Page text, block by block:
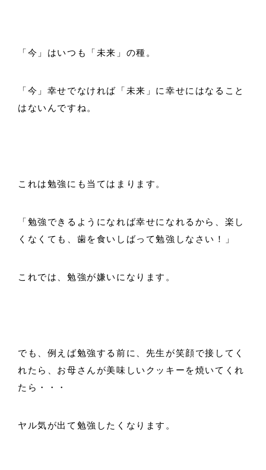
「今」はいつも「未来」の種。
「今」幸せでなければ「未来」に幸せにはなること
はないんですね。
これは勉強にも当てはまります。
「勉強できるようになれば幸せになれるから、楽し
くなくても、歯を食いしばって勉強しなさい！」
これでは、勉強が嫌いになります。
でも、例えば勉強する前に、先生が笑顔で接してく
れたら、お母さんが美味しいクッキーを焼いてくれ
たら・・・
ヤル気が出て勉強したくなります。